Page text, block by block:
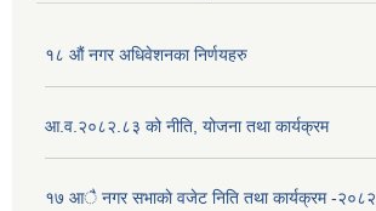
१८ औं नगर अधिवेशनका निर्णयहरु
आ.व.२०८२.८३ को नीति, योजना तथा कार्यक्रम
१७ आै नगर सभाकाे वजेट निति तथा कार्यक्रम -२०८२